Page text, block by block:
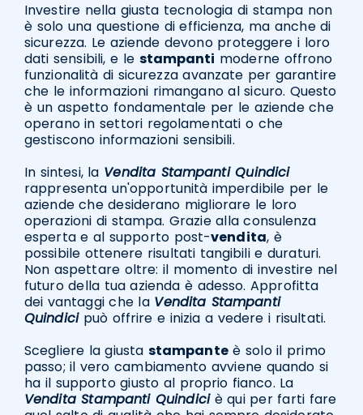
Investire nella giusta tecnologia di stampa non
è solo una questione di efficienza, ma anche di
sicurezza. Le aziende devono proteggere i loro
dati sensibili, e le stampanti moderne offrono
funzionalità di sicurezza avanzate per garantire
che le informazioni rimangano al sicuro. Questo
è un aspetto fondamentale per le aziende che
operano in settori regolamentati o che
gestiscono informazioni sensibili.
In sintesi, la Vendita Stampanti Quindici
rappresenta un'opportunità imperdibile per le
aziende che desiderano migliorare le loro
operazioni di stampa. Grazie alla consulenza
esperta e al supporto post-vendita, è
possibile ottenere risultati tangibili e duraturi.
Non aspettare oltre: il momento di investire nel
futuro della tua azienda è adesso. Approfitta
dei vantaggi che la Vendita Stampanti
Quindicipuò offrire e inizia a vedere i risultati.
Scegliere la giusta stampanteè solo il primo
passo; il vero cambiamento avviene quando si
ha il supporto giusto al proprio fianco. La
Vendita Stampanti Quindiciè qui per farti fare